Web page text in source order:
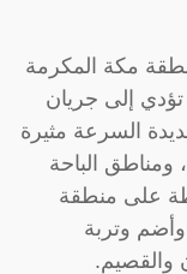
مكة المكرمة
إلى جريان
السرعة مثيرة
ومناطق الباحة
على منطقة
وتربة
والقصيم.